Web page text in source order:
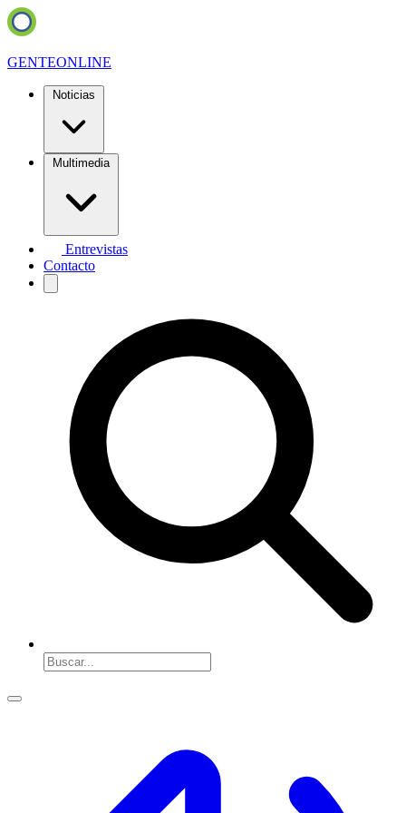
GENTEONLINE
Noticias
Multimedia
Entrevistas
Contacto